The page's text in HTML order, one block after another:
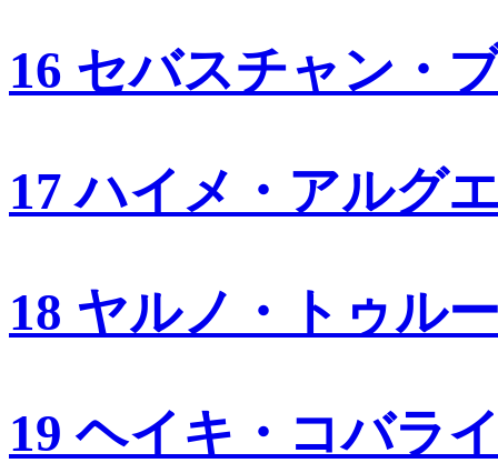
16 セバスチャン・
17 ハイメ・アルグ
18 ヤルノ・トゥル
19 ヘイキ・コバラ